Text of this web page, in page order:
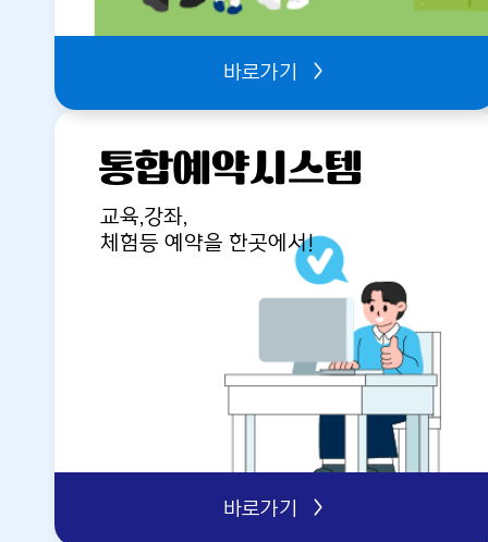
바로가기
통합예약시스템
교육,강좌,
체험등 예약을 한곳에서!
바로가기